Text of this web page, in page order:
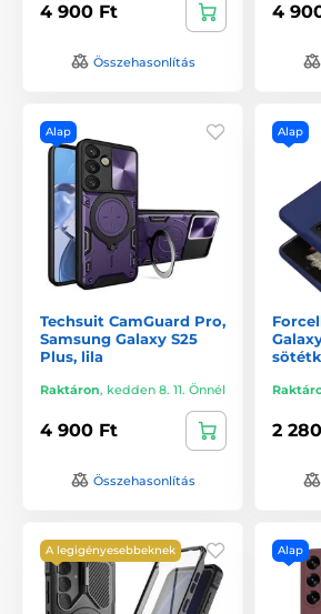
4 900 Ft
Összehasonlítás
4
Alap
Techsuit CamGuard Pro,
Samsung Galaxy S25
Plus, lila
Raktáron, kedden 8. 11. Önnél
4 900 Ft
Összehasonlítás
Alap
2
A legigényesebbeknek Alap